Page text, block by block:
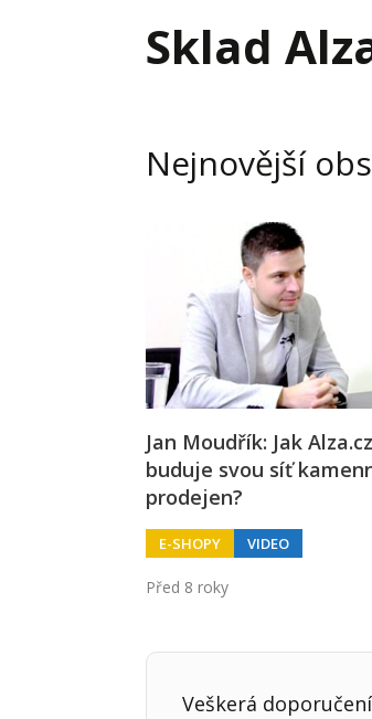
Interim management
Krizové řízení firmy
Sklad
Nejnovější
Jan Moudřík: Jak Alza.cz
buduje svou síť
prodejen?
E-SHOPY VIDEO
Před 8 roky
Veškerá